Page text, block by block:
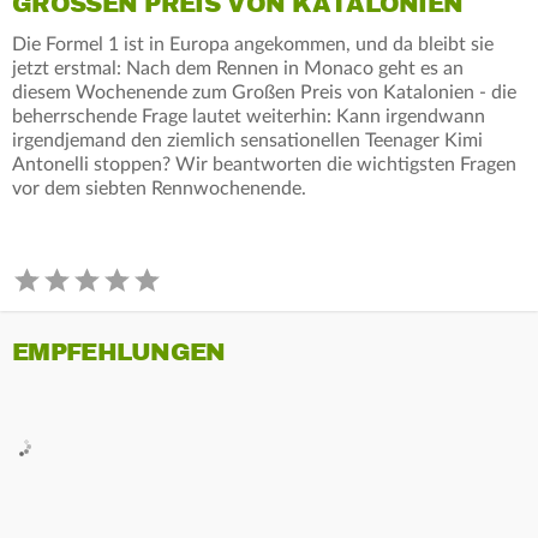
Die Formel 1 ist in Europa angekommen, und da bleibt sie
jetzt erstmal: Nach dem Rennen in Monaco geht es an
diesem Wochenende zum Großen Preis von Katalonien - die
beherrschende Frage lautet weiterhin: Kann irgendwann
irgendjemand den ziemlich sensationellen Teenager Kimi
Antonelli stoppen? Wir beantworten die wichtigsten Fragen
vor dem siebten Rennwochenende.
EMPFEHLUNGEN